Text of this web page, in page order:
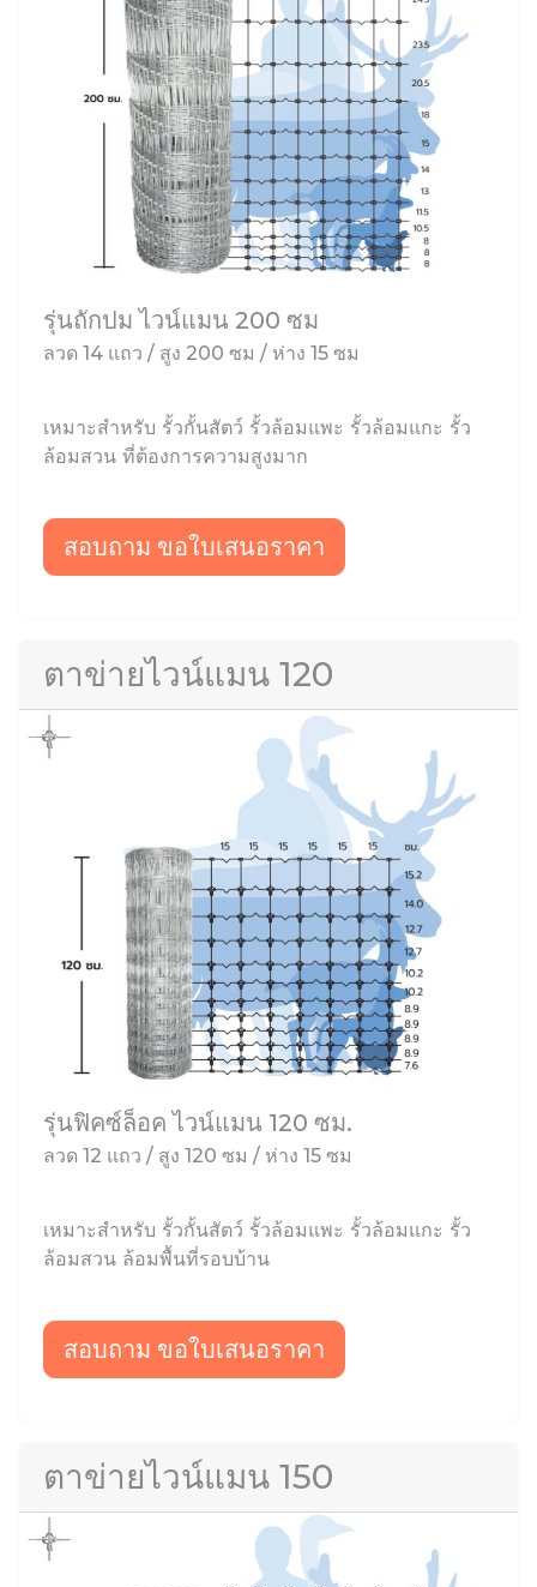
รุ่นถักปม ไวน์แมน 200 ซม
ลวด 14 แถว / สูง 200 ซม / ห่าง 15 ซม
เหมาะสำหรับ รั้วกั้นสัตว์ รั้วล้อมแพะ รั้วล้อมแกะ รั้ว
ล้อมสวน ที่ต้องการความสูงมาก
สอบถาม ขอใบเสนอราคา
ตาข่ายไวน์แมน 120
รุ่นฟิคซ์ล็อค ไวน์แมน 120 ซม.
ลวด 12 แถว / สูง 120 ซม / ห่าง 15 ซม
เหมาะสำหรับ รั้วกั้นสัตว์ รั้วล้อมแพะ รั้วล้อมแกะ รั้ว
ล้อมสวน ล้อมพื้นที่รอบบ้าน
สอบถาม ขอใบเสนอราคา
ตาข่ายไวน์แมน 150